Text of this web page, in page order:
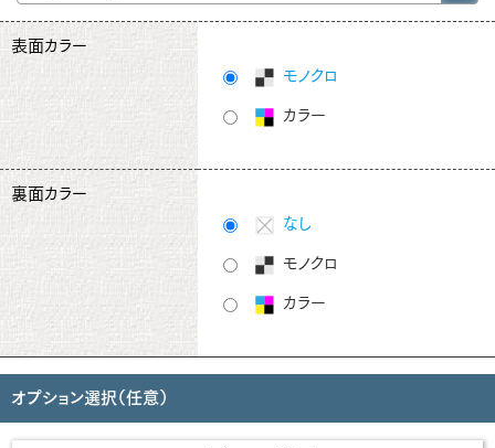
表面カラー
モノクロ
カラー
裏面カラー
なし
モノクロ
カラー
オプション選択（任意）